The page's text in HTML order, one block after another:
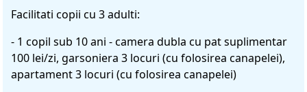
Facilitati copii cu 3 adulti:
- 1 copil sub 10 ani - camera dubla cu pat suplimentar
100 lei/zi, garsoniera 3 locuri (cu folosirea canapelei),
apartament 3 locuri (cu folosirea canapelei)